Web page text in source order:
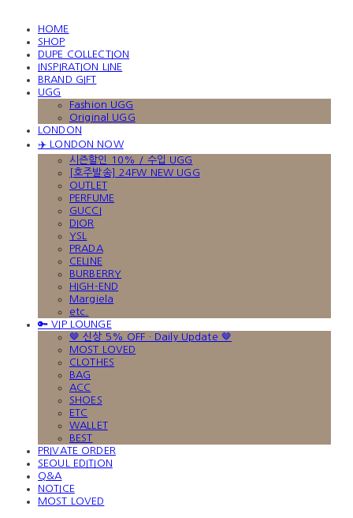
HOME
SHOP
DUPE COLLECTION
INSPIRATION LINE
BRAND GIFT
UGG
Fashion UGG
Original UGG
LONDON
✈️ LONDON NOW
시즌할인 10% / 수입 UGG
[호주발송] 24FW NEW UGG
OUTLET
PERFUME
GUCCI
DIOR
YSL
PRADA
CELINE
BURBERRY
HIGH-END
Margiela
etc.
🔑 VIP LOUNGE
🤎 신상 5% OFF · Daily Update 🤎
MOST LOVED
CLOTHES
BAG
ACC
SHOES
ETC
WALLET
BEST
PRIVATE ORDER
SEOUL EDITION
Q&A
NOTICE
MOST LOVED